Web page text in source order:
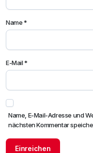
Name*
E-Mail*
Name, E-Mail-Adresse und
nächsten Kommentar